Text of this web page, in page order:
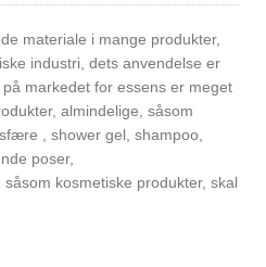
materiale i mange produkter,
industri, dets anvendelse er
markedet for essens er meget
almindelige, såsom
, shower gel, shampoo,
poser,
kosmetiske produkter, skal